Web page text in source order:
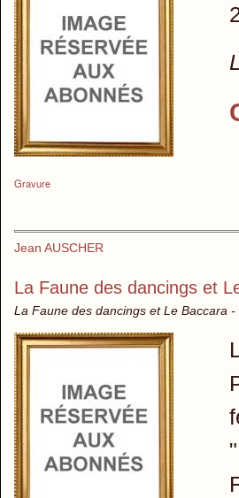
Gravure
Jean AUSCHER
La Faune des dancings et
La Faune des dancings et Le Baccara